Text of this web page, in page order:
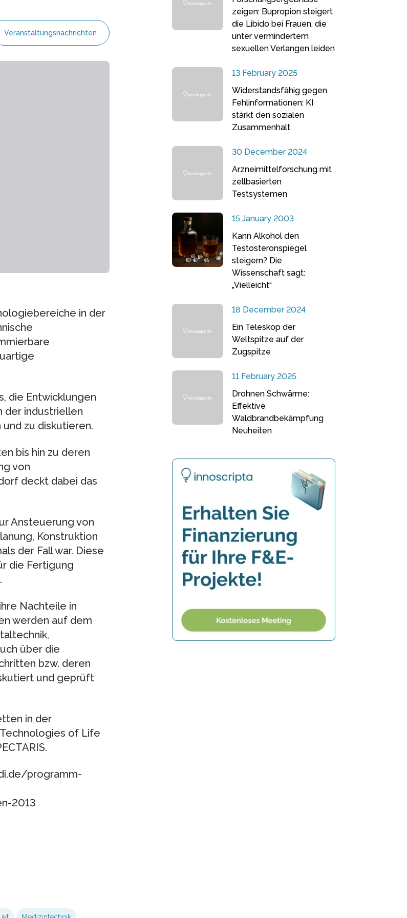
Veranstaltungsnachrichten
in der
die Entwicklungen
der industriellen
zu diskutieren.
bis hin zu deren
von
deckt dabei das
Ansteuerung von
Konstruktion
der Fall war. Diese
die Fertigung
Nachteile in
werden auf dem
über die
bzw. deren
und geprüft
in der
of Life
programm-
2013
zeigen: Bupropion steigert
die Libido bei Frauen, die
unter vermindertem
sexuellen Verlangen leiden
13 February 2025
Widerstandsfähig gegen
Fehlinformationen: KI
stärkt den sozialen
Zusammenhalt
30 December 2024
Arzneimittelforschung mit
zellbasierten
Testsystemen
15 January 2003
Kann Alkohol den
Testosteronspiegel
steigern? Die
Wissenschaft sagt:
„Vielleicht“
18 December 2024
Ein Teleskop der
Weltspitze auf der
Zugspitze
11 February 2025
Drohnen Schwärme:
Effektive
Waldbrandbekämpfung
Neuheiten